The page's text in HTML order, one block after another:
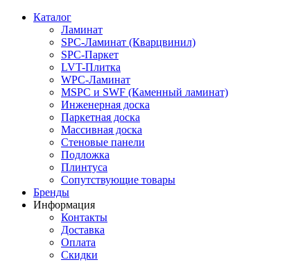
Каталог
Ламинат
SPC-Ламинат (Кварцвинил)
SPC-Паркет
LVT-Плитка
WPC-Ламинат
MSPC и SWF (Каменный ламинат)
Инженерная доска
Паркетная доска
Массивная доска
Стеновые панели
Подложка
Плинтуса
Сопутствующие товары
Бренды
Информация
Контакты
Доставка
Оплата
Скидки